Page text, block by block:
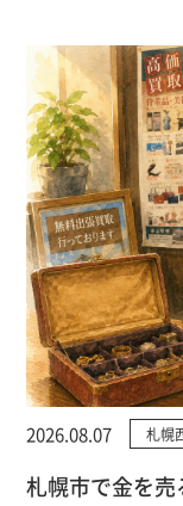
2026.08.07 札幌
札幌市で金を